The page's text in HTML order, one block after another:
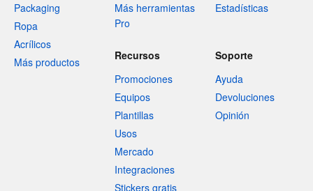
Packaging
Ropa
Acrílicos
Más productos
Más herramientas
Pro
Estadísticas
Recursos
Promociones
Equipos
Plantillas
Usos
Mercado
Integraciones
Stickers gratis
Soporte
Ayuda
Devoluciones
Opinión